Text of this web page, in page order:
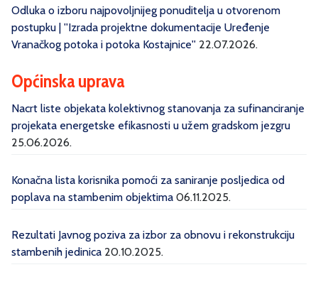
Odluka o izboru najpovoljnijeg ponuditelja u otvorenom
postupku | ''Izrada projektne dokumentacije Uređenje
Vranačkog potoka i potoka Kostajnice'' 22.07.2026.
Općinska uprava
Nacrt liste objekata kolektivnog stanovanja za sufinanciranje
projekata energetske efikasnosti u užem gradskom jezgru
25.06.2026.
Konačna lista korisnika pomoći za saniranje posljedica od
poplava na stambenim objektima 06.11.2025.
Rezultati Javnog poziva za izbor za obnovu i rekonstrukciju
stambenih jedinica 20.10.2025.